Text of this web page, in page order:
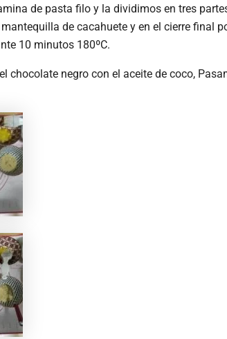
de pasta filo y la dividimos en tres
de cacahuete y en el cierre final
10 minutos 180ºC.
chocolate negro con el aceite de coco,